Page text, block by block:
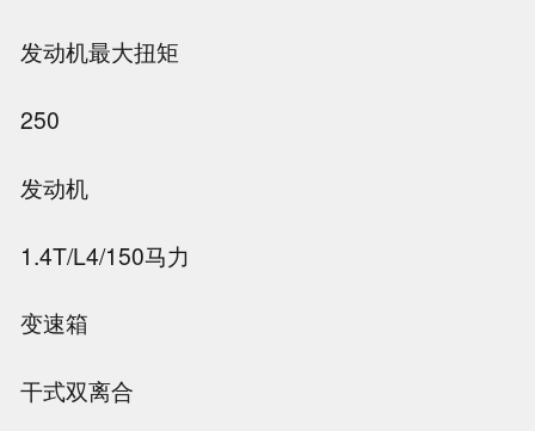
发动机最大扭矩
250
发动机
1.4T/L4/150马力
变速箱
干式双离合